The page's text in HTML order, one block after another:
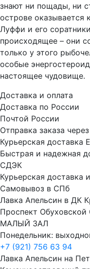
знают ни пощады, ни
острове
Луффи и его
происходящее – они
только у этого
особые
настоящее чудовище.
Доставка и оплата
Доставка по России
Почтой России
Отправка заказа
Курьерская доставка
Быстрая и надежная
СДЭК
Курьерская доставка
Самовывоз в СПб
Лавка Апельсин в ДК
Проспект
МАЛЫЙ ЗАЛ
Понедельник:
+7 (921) 756 63 94
Лавка Апельсин на